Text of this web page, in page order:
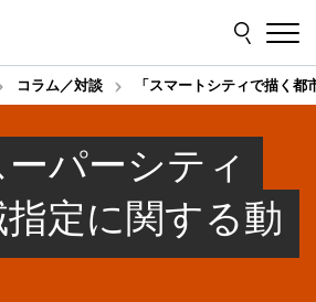
コラム／対談 「スマートシティで描く都
パーシティ
定に関する動